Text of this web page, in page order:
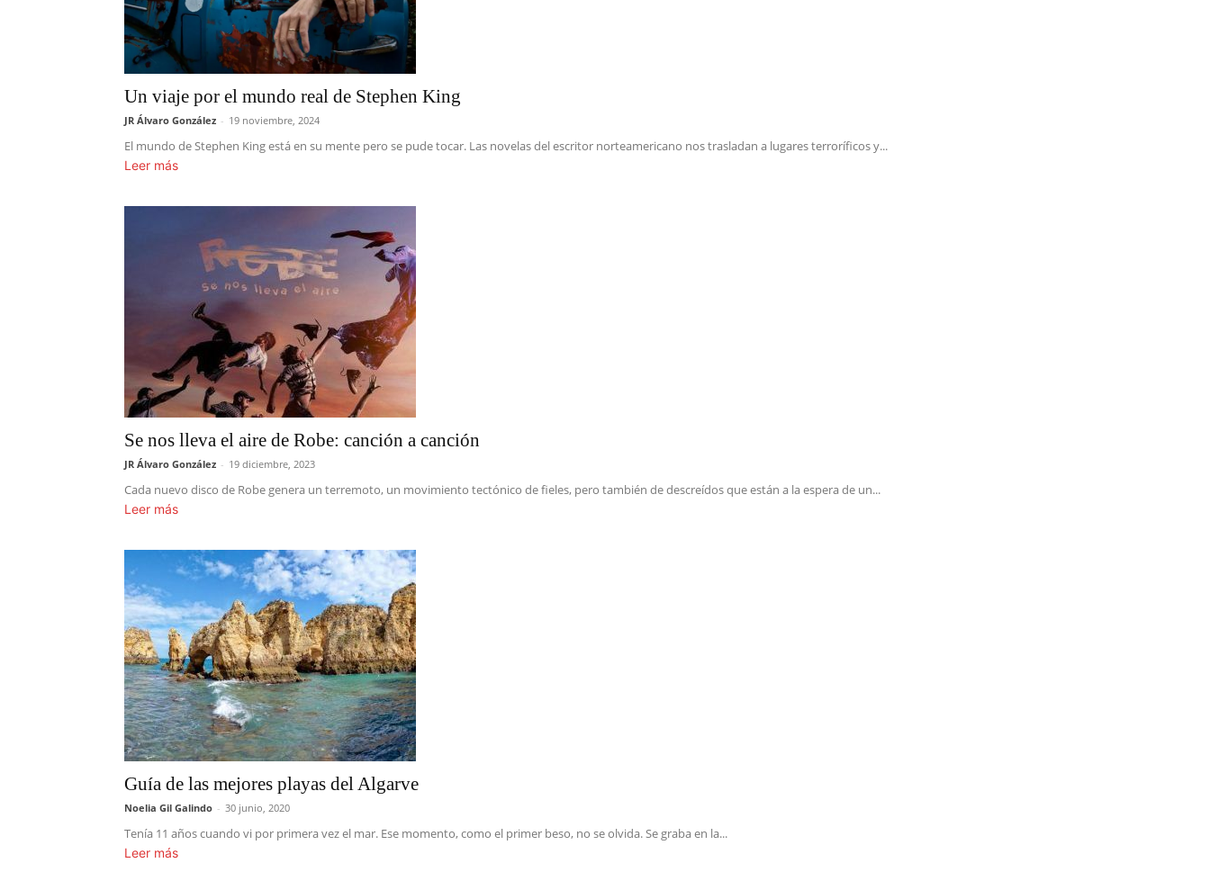
Un viaje por el mundo real de Stephen King
JR Álvaro González - 19 noviembre, 2024
El mundo de Stephen King está en su mente pero se pude tocar. Las novelas del escritor norteamericano nos trasladan a lugares terroríficos y...
Leer más
Se nos lleva el aire de Robe: canción a canción
JR Álvaro González - 19 diciembre, 2023
Cada nuevo disco de Robe genera un terremoto, un movimiento tectónico de fieles, pero también de descreídos que están a la espera de un...
Leer más
Guía de las mejores playas del Algarve
Noelia Gil Galindo - 30 junio, 2020
Tenía 11 años cuando vi por primera vez el mar. Ese momento, como el primer beso, no se olvida. Se graba en la...
Leer más